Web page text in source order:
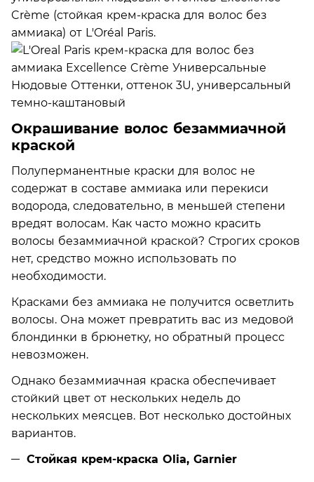
Crème (стойкая крем-краска для волос без
аммиака) от L'Oréal Paris.
Окрашивание волос безаммиачной
краской
Полуперманентные краски для волос не
содержат в составе аммиака или перекиси
водорода, следовательно, в меньшей степени
вредят волосам. Как часто можно красить
волосы безаммиачной краской? Строгих сроков
нет, средство можно использовать по
необходимости.
Красками без аммиака не получится осветлить
волосы. Она может превратить вас из медовой
блондинки в брюнетку, но обратный процесс
невозможен.
Однако безаммиачная краска обеспечивает
стойкий цвет от нескольких недель до
нескольких меясцев. Вот несколько достойных
вариантов.
Стойкая крем-краска Olia, Garnier